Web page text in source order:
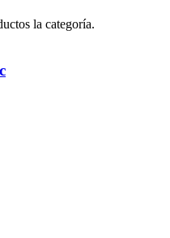
la categoría.